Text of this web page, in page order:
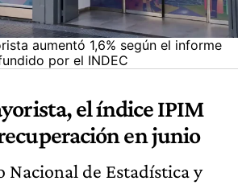
aumentó 1,6% según el informe
por el INDEC
el índice IPIM
en junio
de Estadística y